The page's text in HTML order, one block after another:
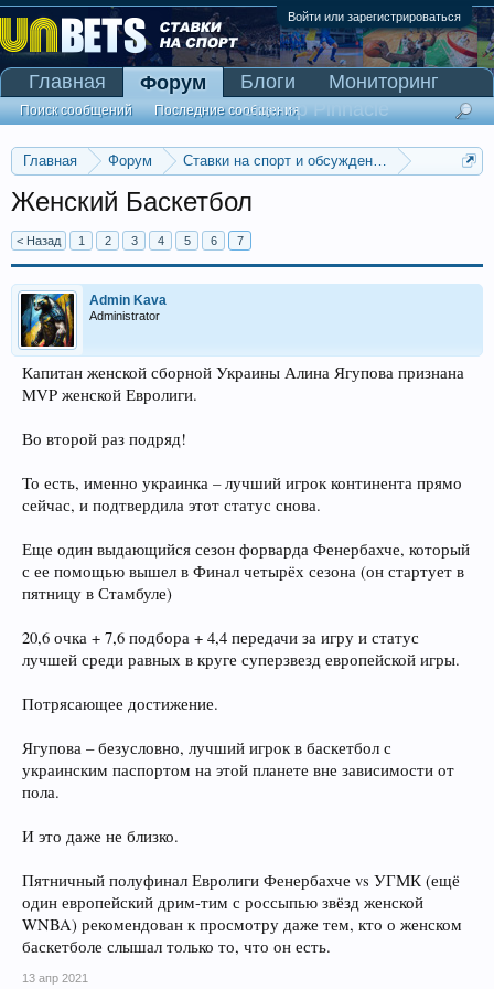
Войти или зарегистрироваться
Главная Форум
Ставки на спорт и обсуждение спортивных
Баскетбольные прогнозы
Женский Баскетбол
< Назад 1 2 3 4 5 6 7
Admin Kava
Administrator
Капитан женской сборной Украины Алина Ягупова признана
MVP женской Евролиги.
Во второй раз подряд!
То есть, именно украинка – лучший игрок континента прямо
сейчас, и подтвердила этот статус снова.
Еще один выдающийся сезон форварда Фенербахче, который
с ее помощью вышел в Финал четырёх сезона (он стартует в
пятницу в Стамбуле)
20,6 очка + 7,6 подбора + 4,4 передачи за игру и статус
лучшей среди равных в круге суперзвезд европейской игры.
Потрясающее достижение.
Ягупова – безусловно, лучший игрок в баскетбол с
украинским паспортом на этой планете вне зависимости от
пола.
И это даже не близко.
Пятничный полуфинал Евролиги Фенербахче vs УГМК (ещё
один европейский дрим-тим с россыпью звёзд женской
WNBA) рекомендован к просмотру даже тем, кто о женском
баскетболе слышал только то, что он есть.
13 апр 2021
Главная Форум
Поиск сообщений Последние сообщения
Блоги
Мониторинг
Сканер Pinnacle